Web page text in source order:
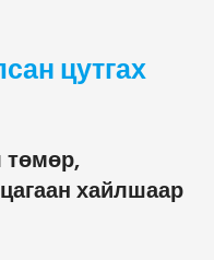
цутгах
төмөр,
хайлшаар